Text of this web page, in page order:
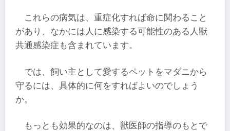
これらの病気は、重症化すれば命に関わること
があり、なかには人に感染する可能性のある人獣
共通感染症も含まれています。
では、飼い主として愛するペットをマダニから
守るには、具体的に何をすればよいのでしょう
か。
もっとも効果的なのは、獣医師の指導のもとで